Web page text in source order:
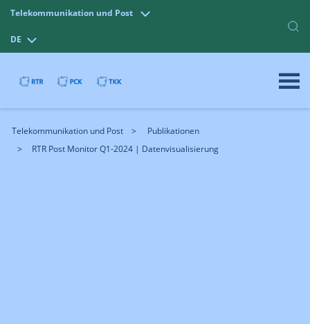
Telekommunikation und Post
DE
Telekommunikation und Post
Publikationen
RTR Post Monitor Q1-2024 | Datenvisualisierung